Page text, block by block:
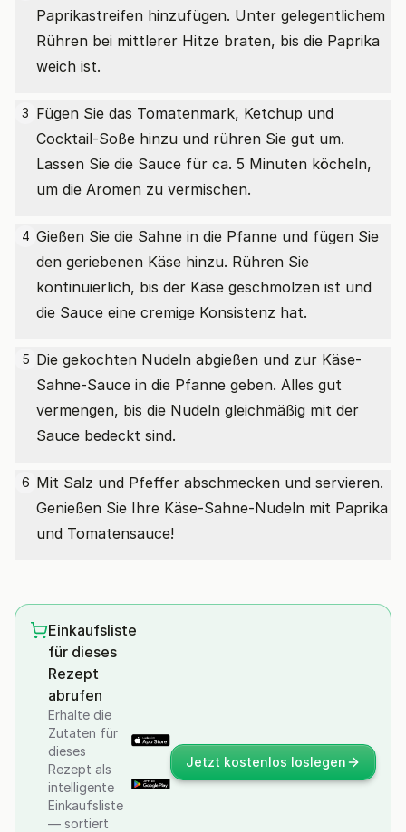
Paprikastreifen hinzufügen. Unter gelegentlichem
Rühren bei mittlerer Hitze braten, bis die Paprika
weich ist.
3 Fügen Sie das Tomatenmark, Ketchup und
Cocktail-Soße hinzu und rühren Sie gut um.
Lassen Sie die Sauce für ca. 5 Minuten köcheln,
um die Aromen zu vermischen.
4 Gießen Sie die Sahne in die Pfanne und fügen Sie
den geriebenen Käse hinzu. Rühren Sie
kontinuierlich, bis der Käse geschmolzen ist und
die Sauce eine cremige Konsistenz hat.
5 Die gekochten Nudeln abgießen und zur Käse-
Sahne-Sauce in die Pfanne geben. Alles gut
vermengen, bis die Nudeln gleichmäßig mit der
Sauce bedeckt sind.
6 Mit Salz und Pfeffer abschmecken und servieren.
Genießen Sie Ihre Käse-Sahne-Nudeln mit Paprika
und Tomatensauce!
Einkaufsliste
für dieses
Rezept
abrufen
Erhalte die
Zutaten für
dieses
Rezept als
intelligente
Einkaufsliste
— sortiert
Jetzt kostenlos loslegen